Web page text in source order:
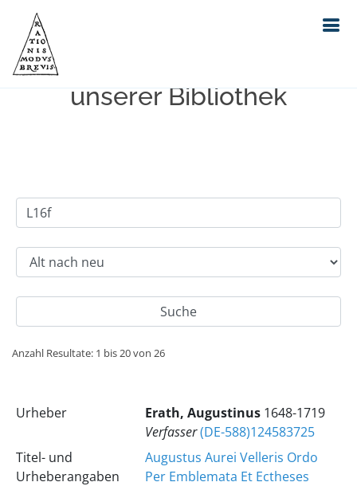
Einfache Suche im Bestand
unserer Bibliothek
Anzahl Resultate: 1 bis 20 von 26
Urheber Erath, Augustinus 1648-1719
Verfasser(DE-588)124583725
Titel- und
Urheberangaben
Augustus Aurei Velleris Ordo
Per Emblemata Et Ectheses